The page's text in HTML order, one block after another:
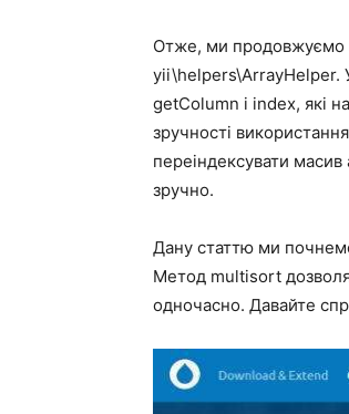
Отже, ми продовжуємо
yii\helpers\ArrayHelper.
getColumn і index, які
зручності
переіндексувати
зручно.
Дану статтю ми
Метод multisort
одночасно. Давайте